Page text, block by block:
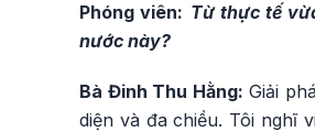
Phóng viên: Từ thực tế
nước này?
Bà Đinh Thu Hằng: Giải
diện và đa chiều. Tôi nghĩ